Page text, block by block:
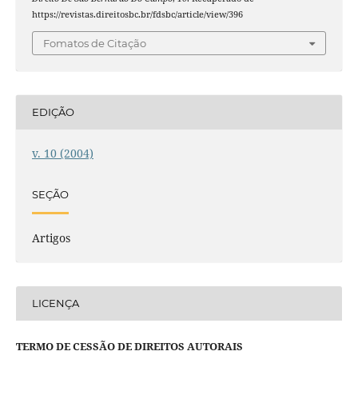
https://revistas.direitosbc.br/fdsbc/article/view/396
Fomatos de Citação
EDIÇÃO
v. 10 (2004)
SEÇÃO
Artigos
LICENÇA
TERMO DE CESSÃO DE DIREITOS AUTORAIS